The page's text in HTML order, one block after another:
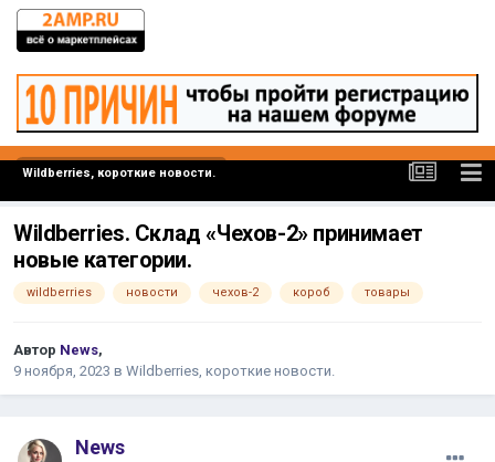
Wildberries, короткие новости.
Wildberries. Склад «Чехов-2» принимает
новые категории.
wildberries новости чехов-2 короб товары
Автор News,
9 ноября, 2023 в Wildberries, короткие новости.
News